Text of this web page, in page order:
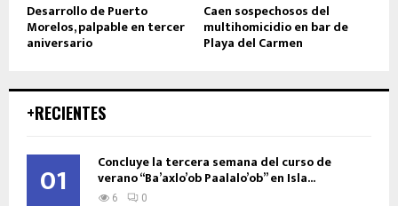
Desarrollo de Puerto
Morelos, palpable en tercer
aniversario
Caen sospechosos del
multihomicidio en bar de
Playa del Carmen
+RECIENTES
01 Concluye la tercera semana del curso de
verano “Ba’axlo’ob Paalalo’ob” en Isla...
6 0